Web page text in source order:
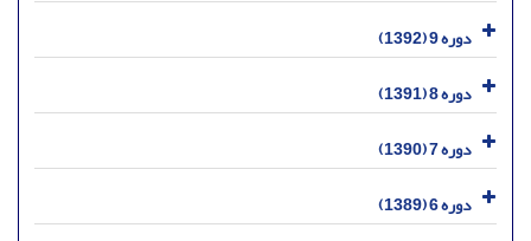
دوره 9 (1392)
دوره 8 (1391)
دوره 7 (1390)
دوره 6 (1389)